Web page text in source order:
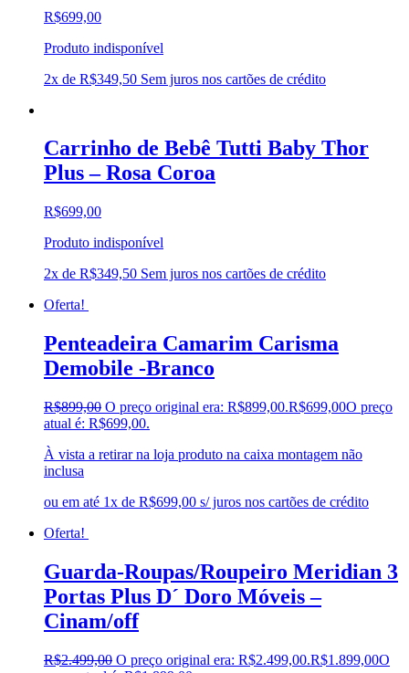
R$699,00
Produto indisponível
2x de R$349,50 Sem juros nos cartões de crédito
Carrinho de Bebê Tutti Baby Thor
Plus – Rosa Coroa
R$699,00
Produto indisponível
2x de R$349,50 Sem juros nos cartões de crédito
Oferta!
Penteadeira Camarim Carisma
Demobile -Branco
R$899,00 O preço original era: R$899,00.R$699,00O preço
atual é: R$699,00.
À vista a retirar na loja produto na caixa montagem não
inclusa
ou em até 1x de R$699,00 s/ juros nos cartões de crédito
Oferta!
Guarda-Roupas/Roupeiro Meridian 3
Portas Plus D´ Doro Móveis –
Cinam/off
R$2.499,00 O preço original era: R$2.499,00.R$1.899,00O